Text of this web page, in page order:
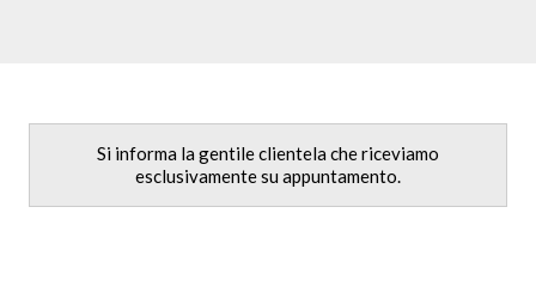
Si informa la gentile clientela che riceviamo
esclusivamente su appuntamento.